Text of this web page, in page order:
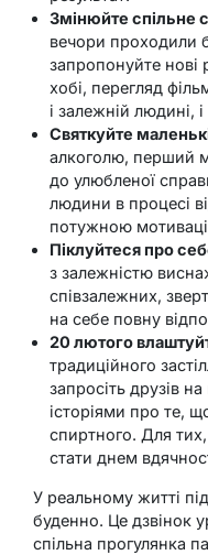
Змінюйте спільне
вечори проходили
запропонуйте нові
хобі, перегляд
і залежній людині,
Святкуйте
алкоголю, перший
до улюбленої
людини в процесі
потужною
Піклуйтеся про
з залежністю
співзалежних,
на себе повну
20 лютого
традиційного
запросіть друзів
історіями про те,
спиртного. Для
стати днем
У реальному житті
буденно. Це дзвінок
спільна прогулянка